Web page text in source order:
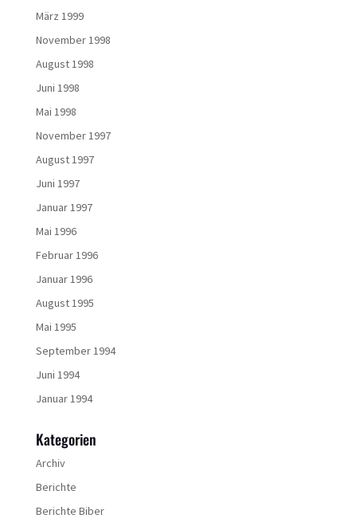
März 1999
November 1998
August 1998
Juni 1998
Mai 1998
November 1997
August 1997
Juni 1997
Januar 1997
Mai 1996
Februar 1996
Januar 1996
August 1995
Mai 1995
September 1994
Juni 1994
Januar 1994
Kategorien
Archiv
Berichte
Berichte Biber